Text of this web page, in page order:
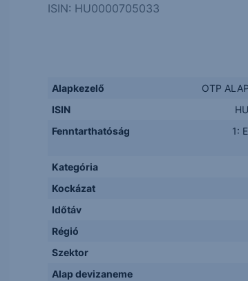
ISIN: HU0000705033
Alapkezelő
OTP
ISIN
Fenntarthatóság
1:
Kategória
Kockázat
Időtáv
Régió
Szektor
Alap devizaneme